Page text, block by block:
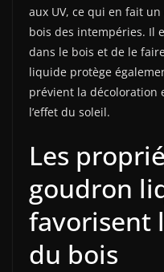
aux UV, ce qui en fait
bois des intempéries. Il
dans le bois et de le
liquide protège
prévient la décoloration
l’effet du soleil.
Les
goudron
favorisent
du bois